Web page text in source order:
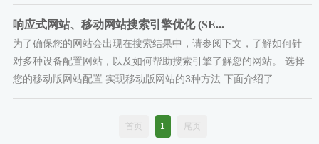
响应式网站、移动网站搜索引擎优化 (SE...
为了确保您的网站会出现在搜索结果中，请参阅下文，了解如何针
对多种设备配置网站，以及如何帮助搜索引擎了解您的网站。 选择
您的移动版网站配置 实现移动版网站的3种方法 下面介绍了...
首页 1 尾页